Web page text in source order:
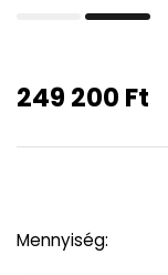
249 200 Ft
Mennyiség: